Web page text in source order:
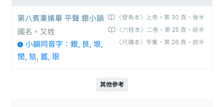
〈壁魚本〉上卷‧第 30 頁‧後半
〈六桂本〉二卷‧第 25 頁‧前半
〈尺牘本〉亨集‧第 26 頁‧前半
第八賓稟嬪畢 平聲 銀小韻
國名。又姓
小韻同音字：銀, 艮, 垠,
誾, 狺, 嚚, 珢
其他參考